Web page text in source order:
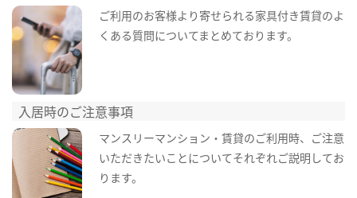
ご利用のお客様より寄せられる家具付き賃貸のよ
くある質問についてまとめております。
入居時のご注意事項
マンスリーマンション・賃貸のご利用時、ご注意
いただきたいことについてそれぞれご説明してお
ります。